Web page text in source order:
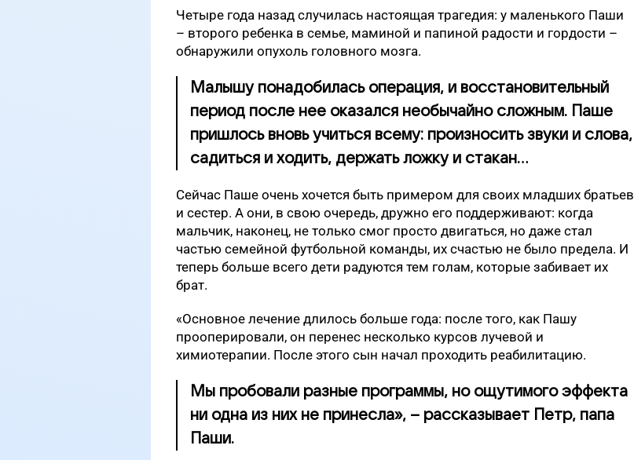
Четыре года назад случилась настоящая трагедия: у маленького Паши
­– второго ребенка в семье, маминой и папиной радости и гордости –
обнаружили опухоль головного мозга.
Малышу понадобилась операция, и восстановительный
период после нее оказался необычайно сложным. Паше
пришлось вновь учиться всему: произносить звуки и слова,
садиться и ходить, держать ложку и стакан…
Сейчас Паше очень хочется быть примером для своих младших братьев
и сестер. А они, в свою очередь, дружно его поддерживают: когда
мальчик, наконец, не только смог просто двигаться, но даже стал
частью семейной футбольной команды, их счастью не было предела. И
теперь больше всего дети радуются тем голам, которые забивает их
брат.
«Основное лечение длилось больше года: после того, как Пашу
прооперировали, он перенес несколько курсов лучевой и
химиотерапии. После этого сын начал проходить реабилитацию.
Мы пробовали разные программы, но ощутимого эффекта
ни одна из них не принесла», – рассказывает Петр, папа
Паши.